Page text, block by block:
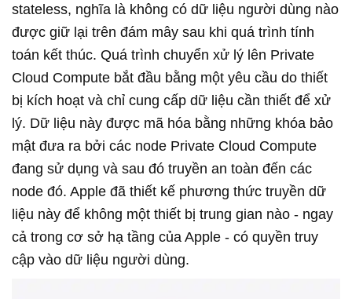
stateless, nghĩa là không có dữ liệu người dùng nào
được giữ lại trên đám mây sau khi quá trình tính
toán kết thúc. Quá trình chuyển xử lý lên Private
Cloud Compute bắt đầu bằng một yêu cầu do thiết
bị kích hoạt và chỉ cung cấp dữ liệu cần thiết để xử
lý. Dữ liệu này được mã hóa bằng những khóa bảo
mật đưa ra bởi các node Private Cloud Compute
đang sử dụng và sau đó truyền an toàn đến các
node đó. Apple đã thiết kế phương thức truyền dữ
liệu này để không một thiết bị trung gian nào - ngay
cả trong cơ sở hạ tầng của Apple - có quyền truy
cập vào dữ liệu người dùng.